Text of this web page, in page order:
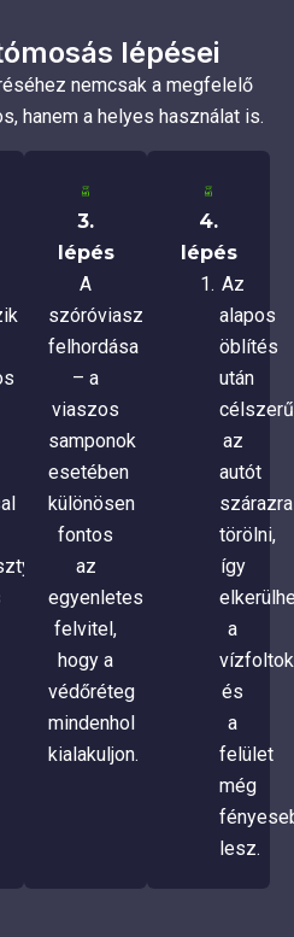
lépései
nemcsak a megfelelő
hanem a helyes használat is.
3.
lépés
A
szóróviasz
felhordása
– a
viaszos
samponok
esetében
különösen
fontos
az
egyenletes
felvitel,
hogy a
védőréteg
mindenhol
kialakuljon.
4.
lépés
Az
alapos
öblítés
után
célszerű
az
autót
szárazra
törölni,
így
a
és
a
felület
még
lesz.